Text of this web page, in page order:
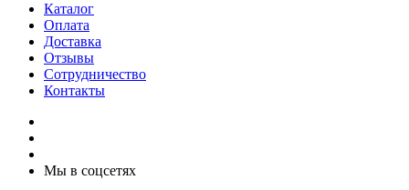
Каталог
Оплата
Доставка
Отзывы
Сотрудничество
Контакты
Мы в соцсетях